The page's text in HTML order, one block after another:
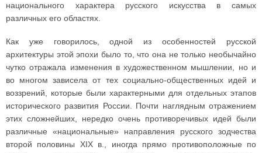
национального характера русского искусства в самых
различных его областях.
Как уже говорилось, одной из особенностей русской
архитектуры этой эпохи было то, что она не только необычайно
чутко отражала изменения в художественном мышлении, но и
во многом зависела от тех социально-общественных идей и
воззрений, которые были характерными для отдельных этапов
исторического развития России. Почти наглядным отражением
этих сложнейших, нередко очень противоречивых идей были
различные «национальные» направления русского зодчества
второй половины XIX в., иногда прямо противоположные по